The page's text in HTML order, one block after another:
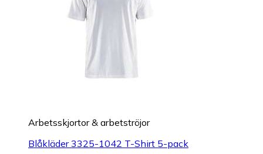
Arbetsskjortor & arbetströjor
Blåkläder 3325-1042 T-Shirt 5-pack